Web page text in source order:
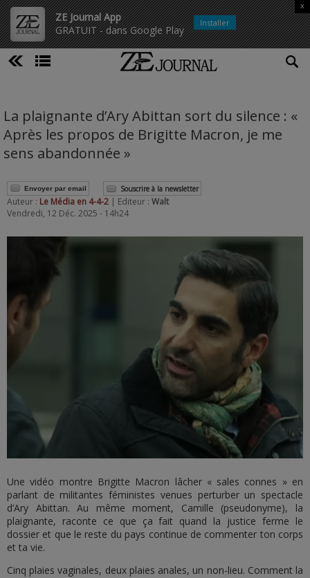
ZE Journal App
GRATUIT - dans Google Play
x
Installer
La plaignante d’Ary Abittan sort du silence : «
Après les propos de Brigitte Macron, je me
sens abandonnée »
Envoyer par email Souscrire à la newsletter
Auteur : Le Média en 4-4-2 | Editeur : Walt
Vendredi, 12 Déc. 2025 - 14h24
Une vidéo montre Brigitte Macron lâcher « sales connes » en
parlant de militantes féministes venues perturber un spectacle
d’Ary Abittan. Au même moment, Camille (pseudonyme), la
plaignante, raconte ce que ça fait quand la justice ferme le
dossier et que le reste du pays continue de commenter ton corps
et ta vie.
Cinq plaies vaginales, deux plaies anales, un non-lieu. Comment la